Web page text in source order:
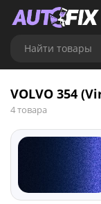
Найти товары
VOLVO 354
4 товара